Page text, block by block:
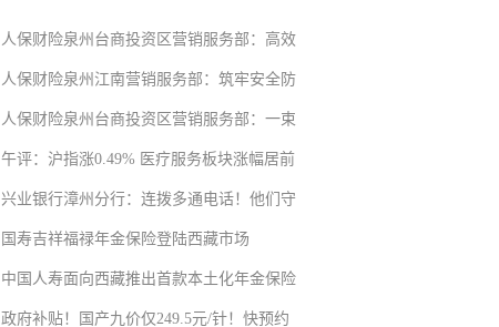
人保财险泉州台商投资区营销服务部：高效
人保财险泉州江南营销服务部：筑牢安全防
人保财险泉州台商投资区营销服务部：一束
午评：沪指涨0.49% 医疗服务板块涨幅居前
兴业银行漳州分行：连拨多通电话！他们守
国寿吉祥福禄年金保险登陆西藏市场
中国人寿面向西藏推出首款本土化年金保险
政府补贴！国产九价仅249.5元/针！快预约